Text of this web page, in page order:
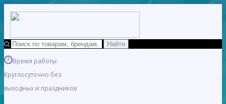
Время работы:
Круглосуточно без
выходных и праздников